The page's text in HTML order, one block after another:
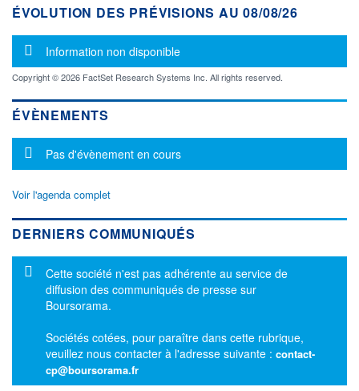
ÉVOLUTION DES PRÉVISIONS AU 08/08/26
Message d'information
Information non disponible
Copyright © 2026 FactSet Research Systems Inc. All rights reserved.
ÉVÈNEMENTS
Message d'information
Pas d'évènement en cours
Voir l'agenda complet
DERNIERS COMMUNIQUÉS
Message d'information
Cette société n'est pas adhérente au service de
diffusion des communiqués de presse sur
Boursorama.
Sociétés cotées, pour paraître dans cette rubrique,
veuillez nous contacter à l'adresse suivante : contact-
cp@boursorama.fr